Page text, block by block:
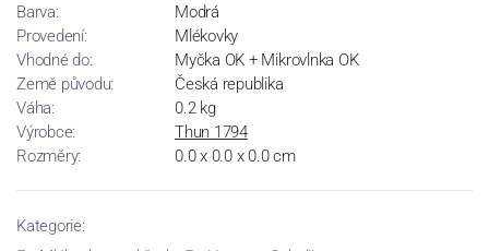
Barva:
Modrá
Provedení:
Mlékovky
Vhodné do:
Myčka OK + Mikrovlnka OK
Země původu:
Česká republika
Váha:
0.2 kg
Výrobce:
Thun 1794
Rozměry:
0.0 x 0.0 x 0.0 cm
Kategorie: